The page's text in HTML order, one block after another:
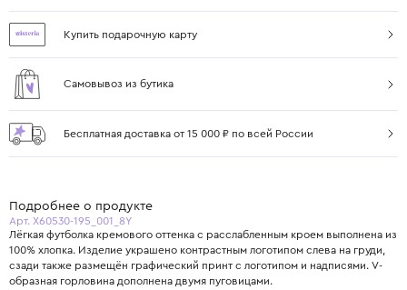
Купить подарочную карту
Самовывоз из бутика
Бесплатная доставка от 15 000 ₽ по всей России
Подробнее о продукте
Арт. X60530-195_001_8Y
Лёгкая футболка кремового оттенка с расслабленным кроем выполнена из
100% хлопка. Изделие украшено контрастным логотипом слева на груди,
сзади также размещён графический принт с логотипом и надписями. V-
образная горловина дополнена двумя пуговицами.